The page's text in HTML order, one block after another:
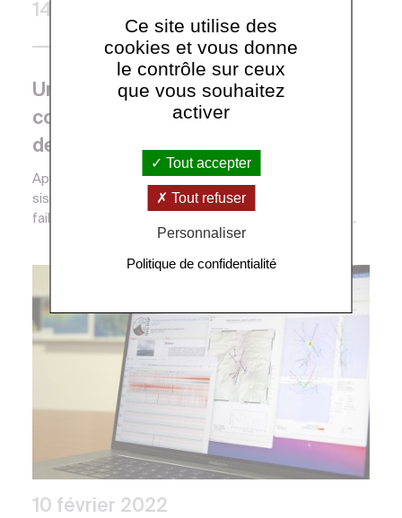
14 décembre 2022
Évènements, Grand Public, Observatoires,
Un observatoire fond de mer
connecté pour étudier la sismicité
des Saintes
Après plus d’un an de fonctionnement du nouveau
sismomètre fond de mer installé au plus près des
failles responsables de la sismicité des Saintes, les...
10 février 2022
Ce site utilise des
cookies et vous donne
le contrôle sur ceux
que vous souhaitez
activer
Tout accepter
Tout refuser
Personnaliser
Politique de confidentialité